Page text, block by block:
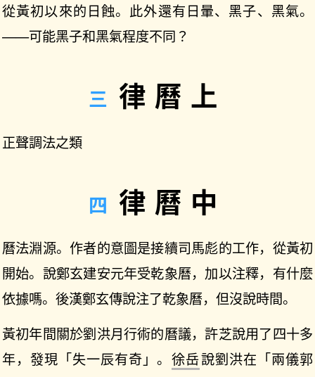
從黃初以來的日蝕。此外還有日暈、黑子、黑氣。
——可能黑子和黑氣程度不同？
律曆上
正聲調法之類
律曆中
曆法淵源。作者的意圖是接續司馬彪的工作，從黃初
開始。說鄭玄建安元年受乾象曆，加以注釋，有什麼
依據嗎。後漢鄭玄傳說注了乾象曆，但沒說時間。
黃初年間關於劉洪月行術的曆議，許芝說用了四十多
年，發現「失一辰有奇」。 徐岳說劉洪在「兩儀郭